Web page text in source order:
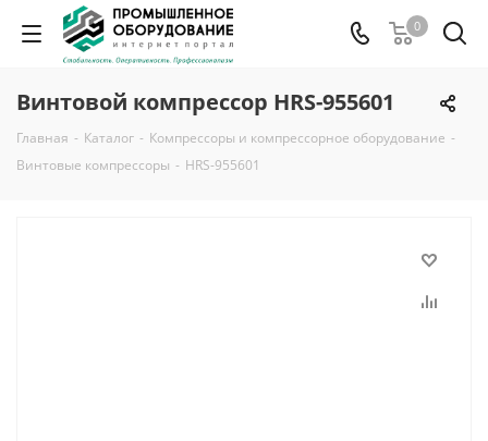
0
Винтовой компрессор HRS-955601
Главная - Каталог - Компрессоры и компрессорное оборудование -
Винтовые компрессоры - HRS-955601